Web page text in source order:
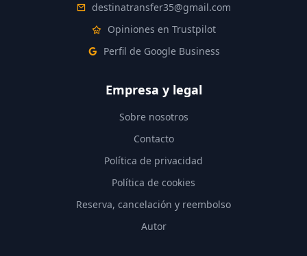
destinatransfer35@gmail.com
Opiniones en Trustpilot
Perfil de Google Business
Empresa y legal
Sobre nosotros
Contacto
Política de privacidad
Política de cookies
Reserva, cancelación y reembolso
Autor